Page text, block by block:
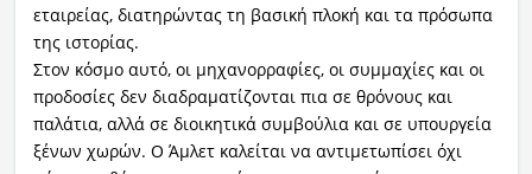
εταιρείας, διατηρώντας τη βασική πλοκή και τα πρόσωπα
της ιστορίας.
Στον κόσμο αυτό, οι μηχανορραφίες, οι συμμαχίες και οι
προδοσίες δεν διαδραματίζονται πια σε θρόνους και
παλάτια, αλλά σε διοικητικά συμβούλια και σε υπουργεία
ξένων χωρών. Ο Άμλετ καλείται να αντιμετωπίσει όχι